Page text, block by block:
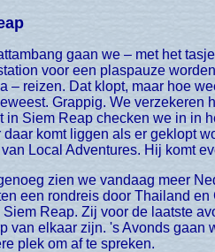
voor een plaspauze
– reizen. Dat klopt, maar hoe
Grappig. We verzekeren
in Siem Reap checken we in in
daar komt liggen als er geklopt
Local Adventures. Hij komt
een rondreis door Thailand
Reap. Zij voor de laatste
van elkaar zijn. 's Avonds gaan
plek om af te spreken.